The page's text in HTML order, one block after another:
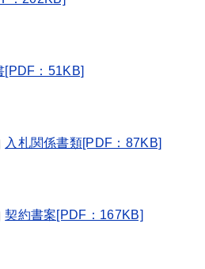
[PDF：51KB]
入札関係書類[PDF：87KB]
契約書案[PDF：167KB]